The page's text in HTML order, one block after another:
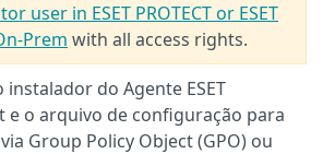
user in ESET PROTECT or ESET
Prem with all access rights.
instalador do Agente ESET
e o arquivo de configuração para
Group Policy Object (GPO) ou